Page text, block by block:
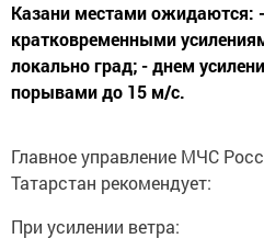
Казани местами ожидаются:
кратковременными
локально град; - днем
порывами до 15 м/с.
Главное управление МЧС
Татарстан рекомендует:
При усилении ветра: